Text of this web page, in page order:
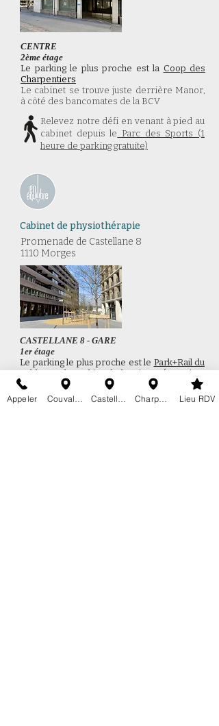
CENTRE
2ème étage
Le parking le plus proche est la Coop des
Charpentiers
Le cabinet se trouve juste derrière Manor,
à côté des bancomates de la BCV
Relevez notre défi en venant à pied au
cabinet depuis le Parc des Sports (1
heure de parking gratuite)
Cabinet de physiothérapie
Promenade de Castellane 8​
1110 Morges
CASTELLANE 8 - GARE
1er étage
Le parking le plus proche est le Park+Rail du
Sablon ouleParking de la Migros(attention,
ouvert jusqu'à 18h45)
Le cabinet se trouve dans le grand bâtiment
brun qui longe les voies du train. L'entrée
Appeler Lieu RDV